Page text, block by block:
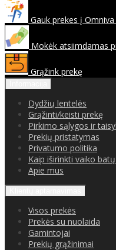
Gauk prekes į
Mokėk atsiimdamas
Grąžink prekę
Dydžių lentelės
Grąžinti/keisti prekę
Pirkimo sąlygos ir
Prekių pristatymas
Privatumo politika
Kaip iširinkti vaiko
Apie mus
Visos prekės
Prekės su nuolaida
Gamintojai
Prekių grąžinimai